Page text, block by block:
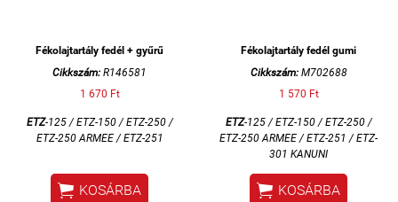
Fékolajtartály fedél + gyűrű
Cikkszám: R146581
1 670 Ft
ETZ-125 / ETZ-150 / ETZ-250 /
ETZ-250 ARMEE / ETZ-251
 KOSÁRBA
Fékolajtartály fedél gumi
Cikkszám:M702688
1 570 Ft
ETZ-125 / ETZ-150 / ETZ-250 /
ETZ-250 ARMEE / ETZ-251 / ETZ-
301 KANUNI
 KOSÁRBA